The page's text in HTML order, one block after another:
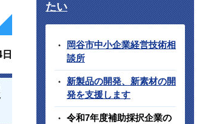
たい
岡谷市中小企業経営技術相
談所
新製品の開発、新素材の開
発を支援します
令和7年度補助採択企業の